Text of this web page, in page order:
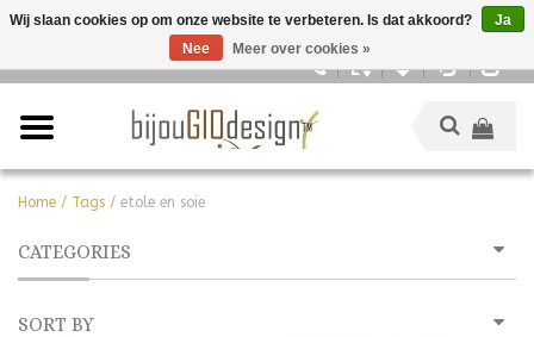
Home / Tags / etole en soie
CATEGORIES
SORT BY
Wij slaan cookies op om onze website te verbeteren. Is dat akkoord?
Ja
Nee
Meer over cookies »